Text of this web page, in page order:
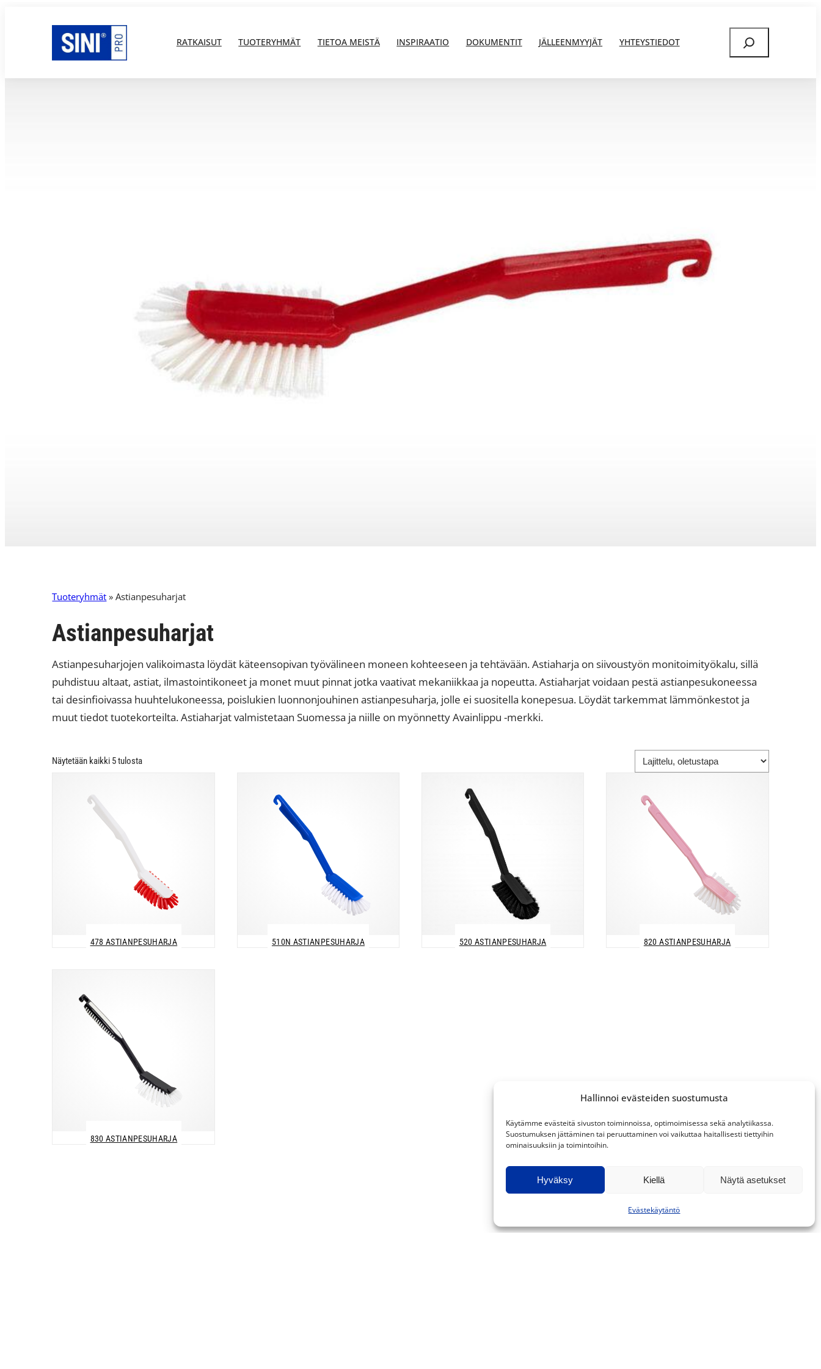
Hallinnoi evästeiden suostumusta
Käytämme evästeitä sivuston toiminnoissa, optimoimisessa sekä analytiikassa.
Suostumuksen jättäminen tai peruuttaminen voi vaikuttaa haitallisesti tiettyihin
ominaisuuksiin ja toimintoihin.
Hyväksy Kiellä Näytä asetukset
Evästekäytäntö
RATKAISUT TUOTERYHMÄT TIETOA MEISTÄ INSPIRAATIO DOKUMENTIT JÄLLEENMYYJÄT YHTEYSTIEDOT
Etsi
Tuoteryhmät» Astianpesuharjat
Astianpesuharjat
Astianpesuharjojen valikoimasta löydät käteensopivan työvälineen moneen kohteeseen ja tehtävään. Astiaharja on siivoustyön monitoimityökalu, sillä
puhdistuu altaat, astiat, ilmastointikoneet ja monet muut pinnat jotka vaativat mekaniikkaa ja nopeutta. Astiaharjat voidaan pestä astianpesukoneessa
tai desinfioivassa huuhtelukoneessa, poislukien luonnonjouhinen astianpesuharja, jolle ei suositella konepesua. Löydät tarkemmat lämmönkestot ja
muut tiedot tuotekorteilta. Astiaharjat valmistetaan Suomessa ja niille on myönnetty Avainlippu -merkki.
Näytetään kaikki 5 tulosta
478 ASTIANPESUHARJA 510N ASTIANPESUHARJA 520 ASTIANPESUHARJA 820 ASTIANPESUHARJA
830 ASTIANPESUHARJA